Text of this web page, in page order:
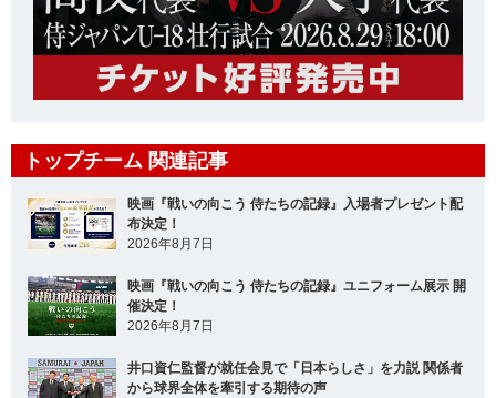
トップチーム 関連記事
映画『戦いの向こう 侍たちの記録』入場者プレゼント配
布決定！
2026年8月7日
映画『戦いの向こう 侍たちの記録』ユニフォーム展示 開
催決定！
2026年8月7日
井口資仁監督が就任会見で「日本らしさ」を力説 関係者
から球界全体を牽引する期待の声